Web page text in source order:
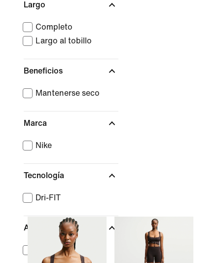
Largo
Completo
Largo al tobillo
Beneficios
Mantenerse seco
Marca
Nike
Tecnología
Dri-FIT
Ajuste
Entallado